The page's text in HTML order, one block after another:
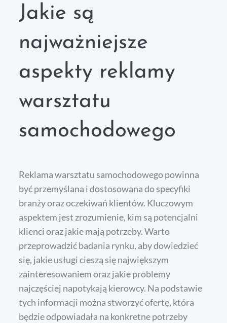
Jakie są
najważniejsze
aspekty reklamy
warsztatu
samochodowego
Reklama warsztatu samochodowego powinna
być przemyślana i dostosowana do specyfiki
branży oraz oczekiwań klientów. Kluczowym
aspektem jest zrozumienie, kim są potencjalni
klienci oraz jakie mają potrzeby. Warto
przeprowadzić badania rynku, aby dowiedzieć
się, jakie usługi cieszą się największym
zainteresowaniem oraz jakie problemy
najczęściej napotykają kierowcy. Na podstawie
tych informacji można stworzyć ofertę, która
będzie odpowiadała na konkretne potrzeby